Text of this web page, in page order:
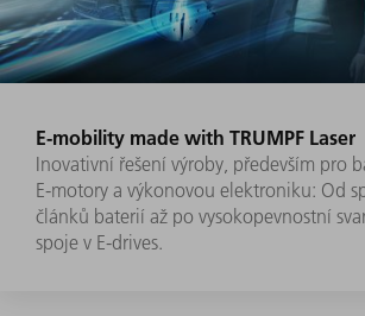
E-mobility made with TRUMPF Laser
Inovativní řešení výroby, především pro
E-motory a výkonovou elektroniku: Od
článků baterií až po vysokopevnostní
spoje v E-drives.